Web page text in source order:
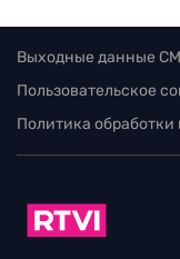
Выходные данные
Пользовательское
Политика